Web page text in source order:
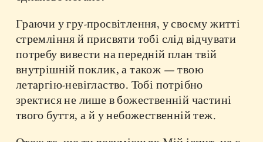
Граючи у гру-просвітлення, у своєму житті
стремління й присвяти тобі слід відчувати
потребу вивести на передній план твій
внутрішній поклик, а також — твою
летаргію-невігластво. Тобі потрібно
зректися не лише в божественній частині
твого буття, а й у небожественній теж.